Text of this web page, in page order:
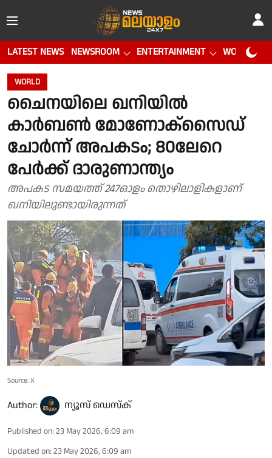
LATEST NEWS NEWSROOM ENTERTAINMENT WORLD CUP
WORLD
ചൈനയിലെ ഖനിയിൽ
കാർബൺ മോണോക്സൈഡ്
ചോർന്ന് അപകടം; 80ലേറെ
പേർക്ക് ദാരുണാന്ത്യം
അപകട സമയത്ത് 247ഓളം തൊഴിലാളികളാണ്
ഖനിയിലുണ്ടായിരുന്നത്
Source: X
Author: ന്യൂസ് ഡെസ്ക്
Published on: 23 May 2026, 6:09 am
Updated on: 23 May 2026, 6:09 am